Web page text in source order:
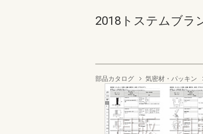
2018トステムブラ
部品カタログ 気密材・パッキン